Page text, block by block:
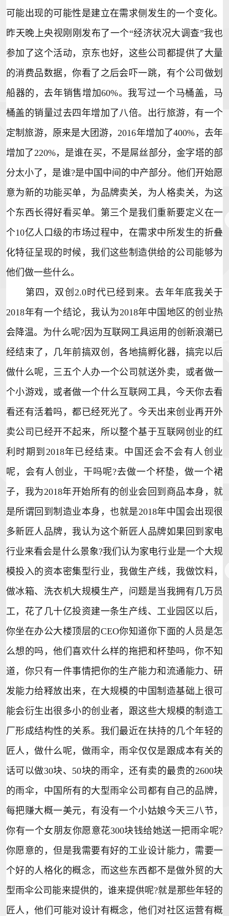
可能出现的可能性是建立在需求侧发生的一个变化。
昨天晚上央视刚刚发布了一个“经济状况大调查”我也
参加了这个活动，京东也好，这些公司都提供了大量
的消费品数据，你看了之后会吓一跳，有个公司做划
船器的，去年销售增加60%。我写过一个马桶盖，马
桶盖的销量过去四年增加了八倍。出行旅游，有一个
定制旅游，原来是大团游，2016年增加了400%，去年
增加了220%，是谁在买，不是屌丝部分，金字塔的部
分太小了，是谁?是中国中间的中产部分。他们开始愿
意为新的功能买单，为品牌卖关，为人格卖关，为这
个东西长得好看买单。第三个是我们重新要定义在一
个10亿人口级的市场过程中，在需求中所发生的折叠
化特征呈现的时候，我们这些制造供给的公司能够为
他们做一些什么。
第四，双创2.0时代已经到来。去年年底我关于
2018年有一个结论，我认为2018年中国地区的创业热
会降温。为什么呢?因为互联网工具运用的创新浪潮已
经结束了，几年前搞双创，各地搞孵化器，搞完以后
做什么呢，三五个人办一个公司就送外卖，或者做一
个小游戏，或者做一个什么互联网工具，今天你去看
看还有活着吗，都已经死光了。今天出来创业再开外
卖公司已经开不起来，所以整个基于互联网创业的红
利时期到2018年已经结束。中国还会不会有人创业
呢，会有人创业，干吗呢?去做一个杯垫，做一个裙
子，我为2018年开始所有的创业会回到商品本身，就
是所谓回到制造业本身，也就是2018年中国会出现很
多新匠人品牌，我认为这个新匠人品牌如果回到家电
行业来看会是什么景象?我们认为家电行业是一个大规
模投入的资本密集型行业，我做生产线，我做饮料，
做冰箱、洗衣机大规模生产，问题是当我拥有几万员
工，花了几十亿投资建一条生产线、工业园区以后，
你坐在办公大楼顶层的CEO你知道你下面的人员是怎
么想的吗，他们喜欢什么样的拖把和杯垫吗，你不知
道，你只有一件事情把你的生产能力和流通能力、研
发能力给释放出来，在大规模的中国制造基础上很可
能会衍生出很多小的创业者，跟这些大规模的制造工
厂形成结构性的关系。我们最近在扶持的几个年轻的
匠人，做什么呢，做雨伞，雨伞仅仅是跟成本有关的
话可以做30块、50块的雨伞，还有卖的最贵的2600块
的雨伞，中国所有的大型雨伞公司都有自己的品牌，
每把赚大概一美元，有没有一个小姑娘今天三八节，
你有一个女朋友你愿意花300块钱给她送一把雨伞呢?
你愿意的，但是我需要有好的工业设计能力，需要一
个好的人格化的概念，而这些东西都不是做外贸的大
型雨伞公司能来提供的，谁来提供呢?就是那些年轻的
匠人，他们可能对设计有概念，他们对社区运营有概